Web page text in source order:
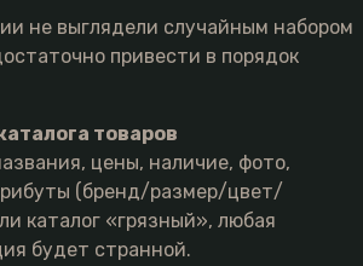
не выглядели случайным набором
привести в порядок
товаров
цены, наличие, фото,
(бренд/размер/цвет/
каталог «грязный», любая
будет странной.